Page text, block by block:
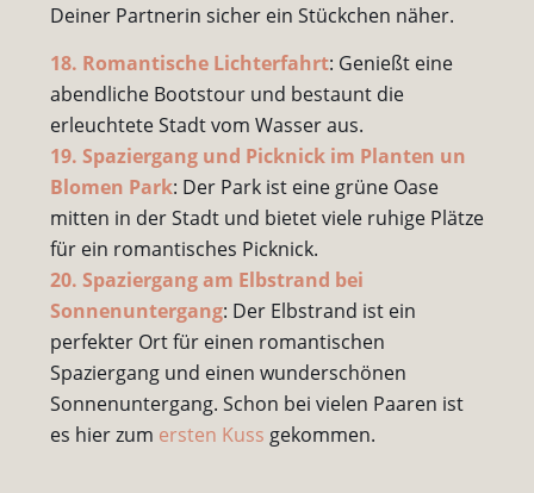
Deiner Partnerin sicher ein Stückchen näher.
18. Romantische Lichterfahrt: Genießt eine
abendliche Bootstour und bestaunt die
erleuchtete Stadt vom Wasser aus.
19. Spaziergang und Picknick im Planten un
Blomen Park: Der Park ist eine grüne Oase
mitten in der Stadt und bietet viele ruhige Plätze
für ein romantisches Picknick.
20. Spaziergang am Elbstrand bei
Sonnenuntergang: Der Elbstrand ist ein
perfekter Ort für einen romantischen
Spaziergang und einen wunderschönen
Sonnenuntergang. Schon bei vielen Paaren ist
es hier zum ersten Kuss gekommen.